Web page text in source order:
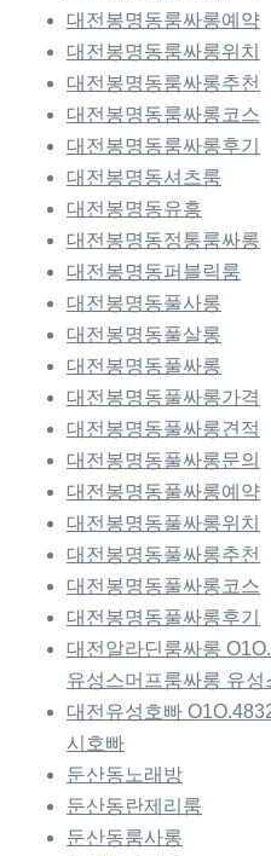
대전봉명동룸싸롱예약
대전봉명동룸싸롱위치
대전봉명동룸싸롱추천
대전봉명동룸싸롱코스
대전봉명동룸싸롱후기
대전봉명동셔츠룸
대전봉명동유흥
대전봉명동정통룸싸롱
대전봉명동퍼블릭룸
대전봉명동풀사롱
대전봉명동풀살롱
대전봉명동풀싸롱
대전봉명동풀싸롱가격
대전봉명동풀싸롱견적
대전봉명동풀싸롱문의
대전봉명동풀싸롱예약
대전봉명동풀싸롱위치
대전봉명동풀싸롱추천
대전봉명동풀싸롱코스
대전봉명동풀싸롱후기
대전알라딘룸싸롱
유성스머프룸싸롱 유
대전유성호빠
시호빠
둔산동노래방
둔산동란제리룸
둔산동룸사롱